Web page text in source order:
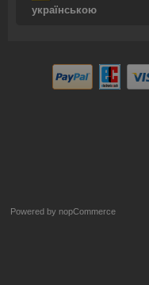
українською
Powered by nopCommerce